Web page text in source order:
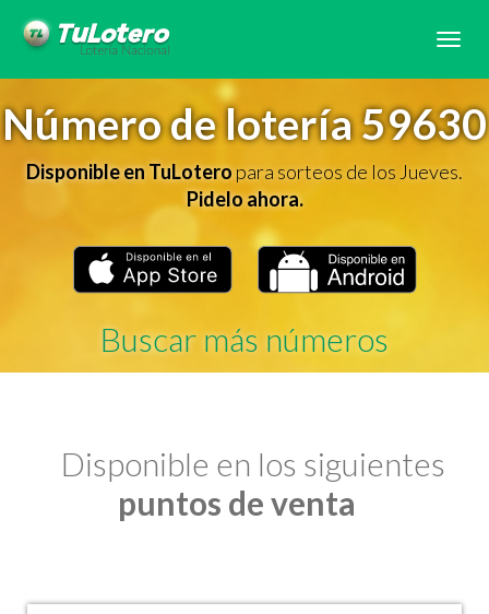
Número de lotería 59630
Disponible en TuLoteropara sorteos de los Jueves.
Pidelo ahora.
Buscar más números
Disponible en los siguientes
puntos de venta